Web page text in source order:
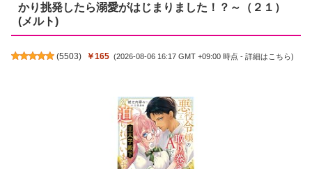
かり挑発したら溺愛がはじまりました！？～（２１）
(メルト)
(5503) ￥165 (2026-08-06 16:17 GMT +09:00 時点 -詳細はこちら)